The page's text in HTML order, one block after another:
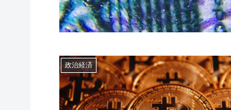
政治経済